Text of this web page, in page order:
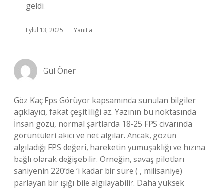
geldi.
Eylül 13, 2025 Yanıtla
Gül Öner
Göz Kaç Fps Görüyor kapsamında sunulan bilgiler
açıklayıcı, fakat çeşitliliği az. Yazının bu noktasında
İnsan gözü, normal şartlarda 18-25 FPS civarında
görüntüleri akıcı ve net algılar. Ancak, gözün
algıladığı FPS değeri, hareketin yumuşaklığı ve hızına
bağlı olarak değişebilir. Örneğin, savaş pilotları
saniyenin 220’de ‘i kadar bir süre ( , milisaniye)
parlayan bir ışığı bile algılayabilir. Daha yüksek